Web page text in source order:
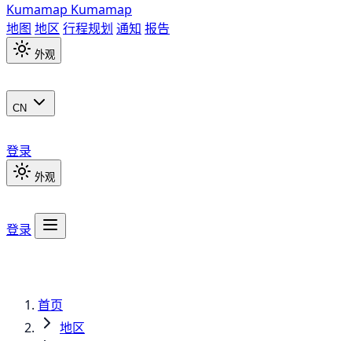
Kumamap Kumamap
地图 地区 行程规划 通知 报告
外观
CN
登录
外观
登录
首页
地区